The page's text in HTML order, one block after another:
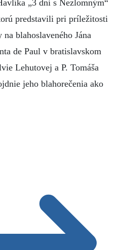
„3 dni s Nezlomným“
predstavili pri príležitosti
blahoslaveného Jána
de Paul v bratislavskom
Lehutovej a P. Tomáša
jeho blahorečenia ako